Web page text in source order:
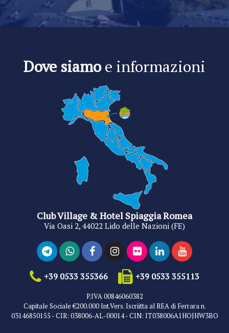
Dove siamoe informazioni
Club Village & Hotel Spiaggia Romea
Via Oasi 2, 44022 Lido delle Nazioni (FE)
+39 0533 355366 +39 0533 355113
P.IVA 00846060382
Capitale Sociale €200.000 Int.Vers. Iscriitta al REA di Ferrara n.
03146850155 - CIR: 038006-AL-00014 - CIN: IT038006A1HOJHW3BO